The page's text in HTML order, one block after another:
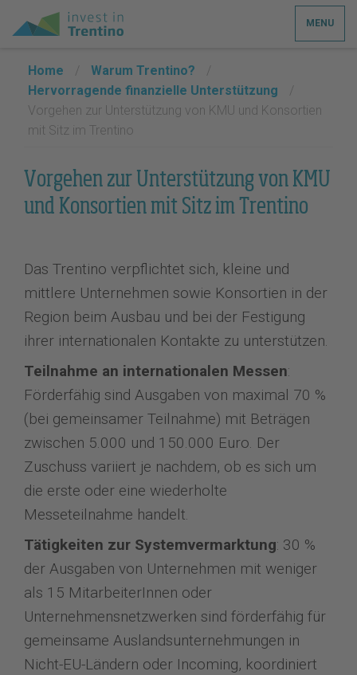
MENU
Home / Warum Trentino?
/
Hervorragende finanzielle Unterstützung
/
Vorgehen zur Unterstützung von KMU und Konsortien
mit Sitz im Trentino
Vorgehen zur Unterstützung von KMU
und Konsortien mit Sitz im Trentino
Das Trentino verpflichtet sich, kleine und
mittlere Unternehmen sowie Konsortien in der
Region beim Ausbau und bei der Festigung
ihrer internationalen Kontakte zu unterstützen.
Teilnahme an internationalen Messen:
Förderfähig sind Ausgaben von maximal 70 %
(bei gemeinsamer Teilnahme) mit Beträgen
zwischen 5.000 und 150.000 Euro. Der
Zuschuss variiert je nachdem, ob es sich um
die erste oder eine wiederholte
Messeteilnahme handelt.
Tätigkeiten zur Systemvermarktung: 30 %
der Ausgaben von Unternehmen mit weniger
als 15 MitarbeiterInnen oder
Unternehmensnetzwerken sind förderfähig für
gemeinsame Auslandsunternehmungen in
Nicht-EU-Ländern oder Incoming, koordiniert